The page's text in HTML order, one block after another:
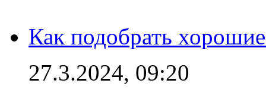
Как подобрать
27.3.2024, 09:20